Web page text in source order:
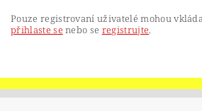
Pouze registrovaní uživatelé mohou
přihlaste se nebo se registrujte.